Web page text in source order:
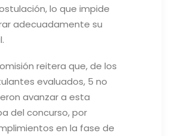
lo que impide
adecuadamente su
reitera que, de los
evaluados, 5 no
avanzar a esta
del concurso, por
en la fase de